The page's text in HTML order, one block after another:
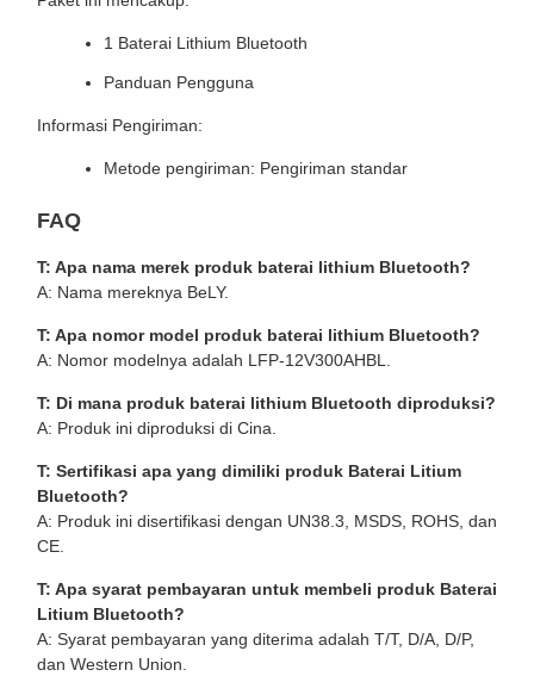
1 Baterai Lithium Bluetooth
Panduan Pengguna
Informasi Pengiriman:
Metode pengiriman: Pengiriman standar
FAQ
T: Apa nama merek produk baterai lithium Bluetooth?
A: Nama mereknya BeLY.
T: Apa nomor model produk baterai lithium Bluetooth?
A: Nomor modelnya adalah LFP-12V300AHBL.
T: Di mana produk baterai lithium Bluetooth diproduksi?
A: Produk ini diproduksi di Cina.
T: Sertifikasi apa yang dimiliki produk Baterai Litium
Bluetooth?
A: Produk ini disertifikasi dengan UN38.3, MSDS, ROHS, dan
CE.
T: Apa syarat pembayaran untuk membeli produk Baterai
Litium Bluetooth?
A: Syarat pembayaran yang diterima adalah T/T, D/A, D/P,
dan Western Union.